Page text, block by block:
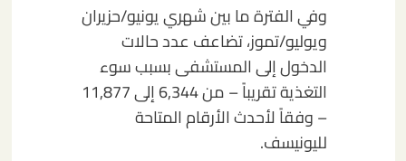
وفي الفترة ما بين شهري يونيو/حزيران
ويوليو/تموز، تضاعف عدد حالات
الدخول إلى المستشفى بسبب سوء
التغذية تقريباً – من 6,344 إلى 11,877
– وفقاً لأحدث الأرقام المتاحة
لليونيسف.